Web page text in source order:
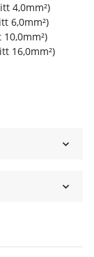
4,0mm²)
6,0mm²)
16,0mm²)